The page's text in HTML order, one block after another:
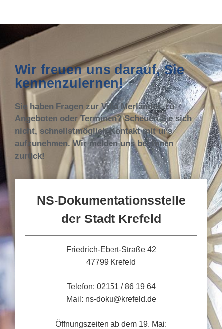
Wir freuen uns darauf, Sie
kennenzulernen!
Sie haben Fragen zur Villa Merländer, zu
Angeboten oder Terminen? Scheuen Sie sich
nicht, schnellstmöglich Kontakt mit uns
aufzunehmen. Wir melden uns bei Ihnen
zurück!
NS-Dokumentationsstelle
der Stadt Krefeld
Friedrich-Ebert-Straße 42
47799 Krefeld
Telefon: 02151 / 86 19 64
Mail: ns-doku@krefeld.de
Öffnungszeiten ab dem 19. Mai: